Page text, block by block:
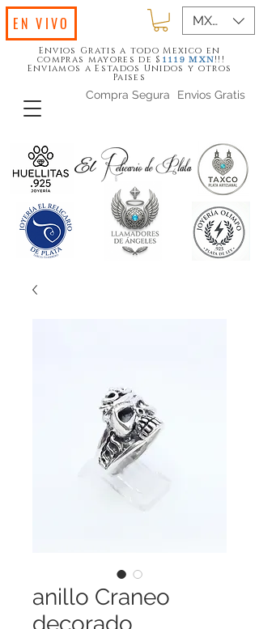
Envios Gratis
Compra Segura
Envios Gratis a todo Mexico en
compras mayores de $ 1119 MXN!!!
Enviamos a Estados Unidos y otros
Paises
MXN ($)
EN VIVO
anillo Craneo
decorado